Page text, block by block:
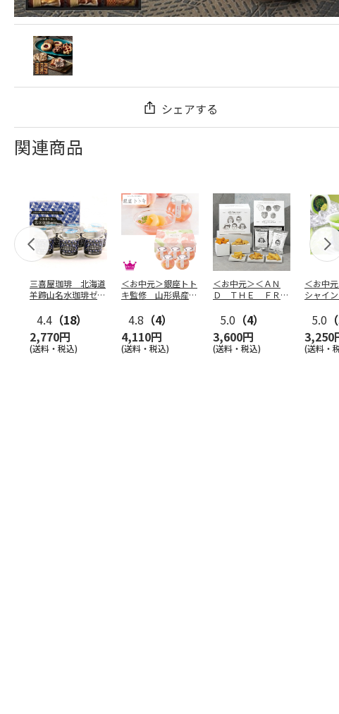
シェアする
関連商品
三喜屋珈琲 北海道
羊蹄山名水珈琲ゼリ
4.4 （18）
2,770円
(送料・税込)
＜お中元＞銀座トト
キ監修 山形県産白
版）
4.8 （4）
4,110円
(送料・税込)
＜お中元＞＜ＡＮ
Ｄ ＴＨＥ ＦＲＩ
ト５種
…
5.0 （4）
3,600円
(送料・税込)
＜お中元
シャイン
5.0
3,250
(送料・税